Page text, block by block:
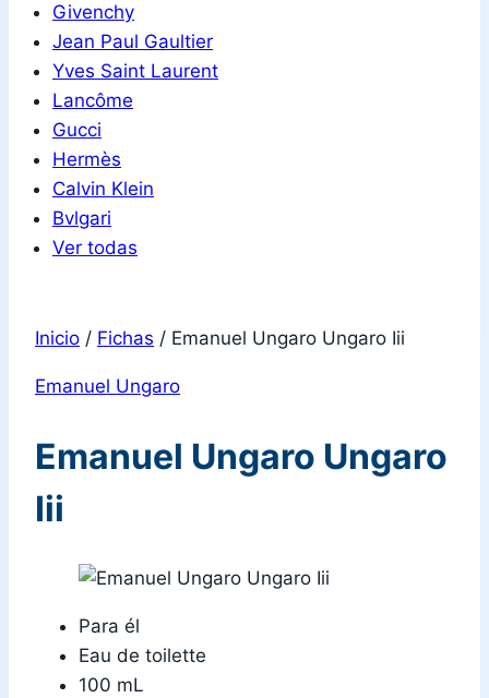
Givenchy
Jean Paul Gaultier
Yves Saint Laurent
Lancôme
Gucci
Hermès
Calvin Klein
Bvlgari
Ver todas
Inicio / Fichas / Emanuel Ungaro Ungaro Iii
Emanuel Ungaro
Emanuel Ungaro Ungaro
Iii
Para él
Eau de toilette
100 mL